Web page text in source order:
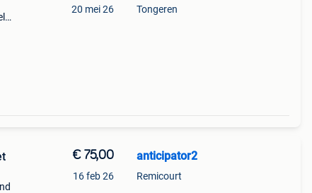
20 mei 26 Tongeren
€ 75,00
16 feb 26
anticipator2
Remicourt